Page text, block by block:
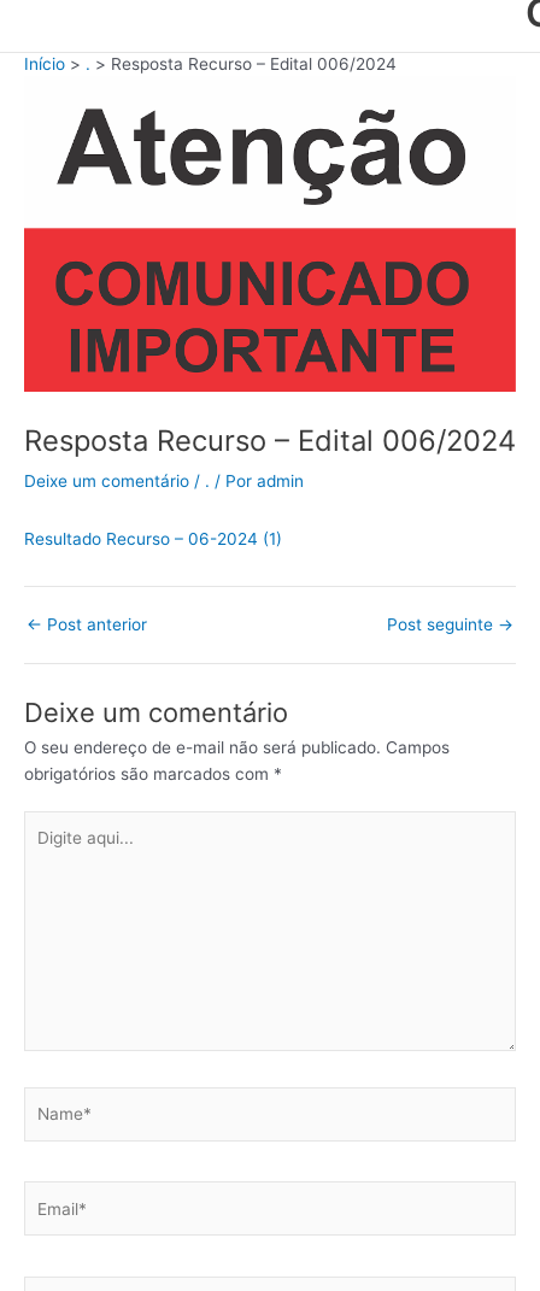
Início . Resposta Recurso – Edital 006/2024
Resposta Recurso – Edital 006/2024
Deixe um comentário / . / Por admin
Resultado Recurso – 06-2024 (1)
← Post anterior Post seguinte →
Deixe um comentário
O seu endereço de e-mail não será publicado. Campos
obrigatórios são marcados com *
aqui...